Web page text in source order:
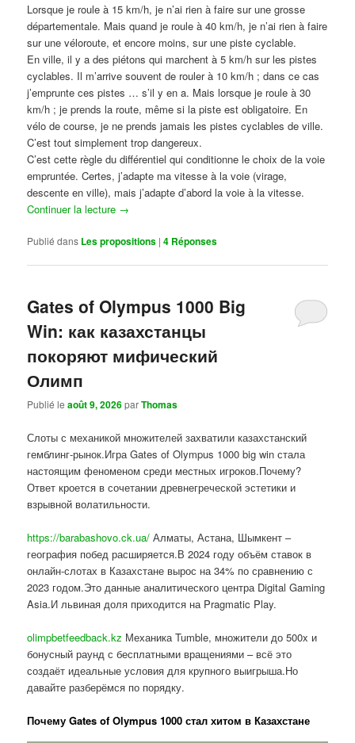
Lorsque je roule à 15 km/h, je n’ai rien à faire sur une grosse
départementale. Mais quand je roule à 40 km/h, je n’ai rien à faire
sur une véloroute, et encore moins, sur une piste cyclable.
En ville, il y a des piétons qui marchent à 5 km/h sur les pistes
cyclables. Il m’arrive souvent de rouler à 10 km/h ; dans ce cas
j’emprunte ces pistes … s’il y en a. Mais lorsque je roule à 30
km/h ; je prends la route, même si la piste est obligatoire. En
vélo de course, je ne prends jamais les pistes cyclables de ville.
C’est tout simplement trop dangereux.
C’est cette règle du différentiel qui conditionne le choix de la voie
empruntée. Certes, j’adapte ma vitesse à la voie (virage,
descente en ville), mais j’adapte d’abord la voie à la vitesse.
Continuer la lecture →
Publié dans Les propositions |4 Réponses
Gates of Olympus 1000 Big
Win: как казахстанцы
покоряют мифический
Олимп
Publié leaoût 9, 2026parThomas
Слоты с механикой множителей захватили казахстанский
гемблинг-рынок.Игра Gates of Olympus 1000 big win стала
настоящим феноменом среди местных игроков.Почему?
Ответ кроется в сочетании древнегреческой эстетики и
взрывной волатильности.
https://barabashovo.ck.ua/ Алматы, Астана, Шымкент –
география побед расширяется.В 2024 году объём ставок в
онлайн-слотах в Казахстане вырос на 34% по сравнению с
2023 годом.Это данные аналитического центра Digital Gaming
Asia.И львиная доля приходится на Pragmatic Play.
olimpbetfeedback.kz Механика Tumble, множители до 500x и
бонусный раунд с бесплатными вращениями – всё это
создаёт идеальные условия для крупного выигрыша.Но
давайте разберёмся по порядку.
Почему Gates of Olympus 1000 стал хитом в Казахстане